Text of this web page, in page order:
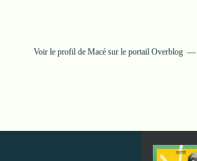
Voir le profil de Macésur le portail Overblog